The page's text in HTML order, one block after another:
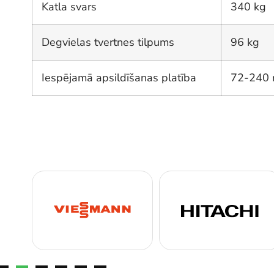
Katla svars 340 kg
Degvielas tvertnes tilpums 96 kg
Iespējamā apsildīšanas platība 72-240